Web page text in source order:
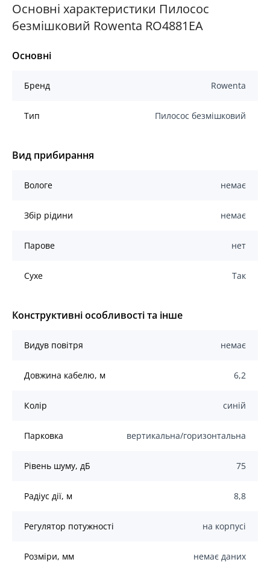
Основні характеристики Пилосос
безмішковий Rowenta RO4881EA
Основні
Бренд Rowenta
Тип Пилосос безмішковий
Вид прибирання
Вологе немає
Збір рідини немає
Парове нет
Сухе Так
Конструктивні особливості та інше
Видув повітря немає
Довжина кабелю, м 6,2
Колір синій
Парковка вертикальна/горизонтальна
Рівень шуму, дБ 75
Радіус дії, м 8,8
Регулятор потужності на корпусі
Розміри, мм немає даних